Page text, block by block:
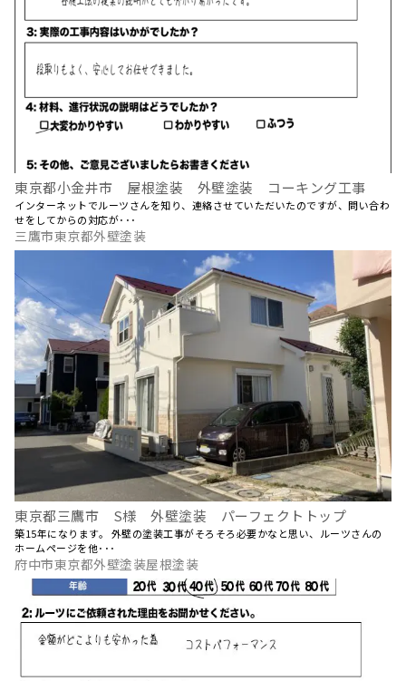
東京都小金井市 屋根塗装 外壁塗装 コーキング工事
インターネットでルーツさんを知り、連絡させていただいたのですが、問い合わ
せをしてからの対応が･･･
三鷹市東京都外壁塗装
東京都三鷹市 S様 外壁塗装 パーフェクトトップ
築15年になります。 外壁の塗装工事がそろそろ必要かなと思い、ルーツさんの
ホームページを他･･･
府中市東京都外壁塗装屋根塗装